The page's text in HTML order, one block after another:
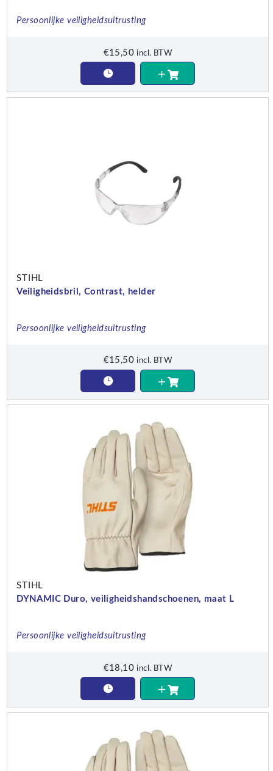
Persoonlijke veiligheidsuitrusting
€15,50 incl. BTW
STIHL
Veiligheidsbril, Contrast, helder
Persoonlijke veiligheidsuitrusting
€15,50 incl. BTW
STIHL
DYNAMIC Duro, veiligheidshandschoenen, maat L
Persoonlijke veiligheidsuitrusting
€18,10 incl. BTW